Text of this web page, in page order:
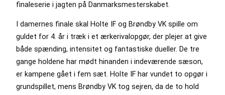
finaleserie i jagten på Danmarksmesterskabet.
I damernes finale skal Holte IF og Brøndby VK spille om
guldet for 4. år i træk i et ærkerivalopgør, der plejer at give
både spænding, intensitet og fantastiske dueller. De tre
gange holdene har mødt hinanden i indeværende sæson,
er kampene gået i fem sæt. Holte IF har vundet to opgør i
grundspillet, mens Brøndby VK tog sejren, da de to hold